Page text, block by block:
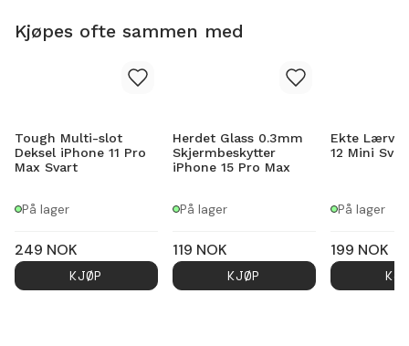
Kjøpes ofte sammen med
Tough Multi-slot
Deksel iPhone 11 Pro
Max Svart
På lager
249 NOK
KJØP
Herdet Glass 0.3mm
Skjermbeskytter
iPhone 15 Pro Max
På lager
119 NOK
KJØP
Ekte
12 Mini
På lager
199 NOK